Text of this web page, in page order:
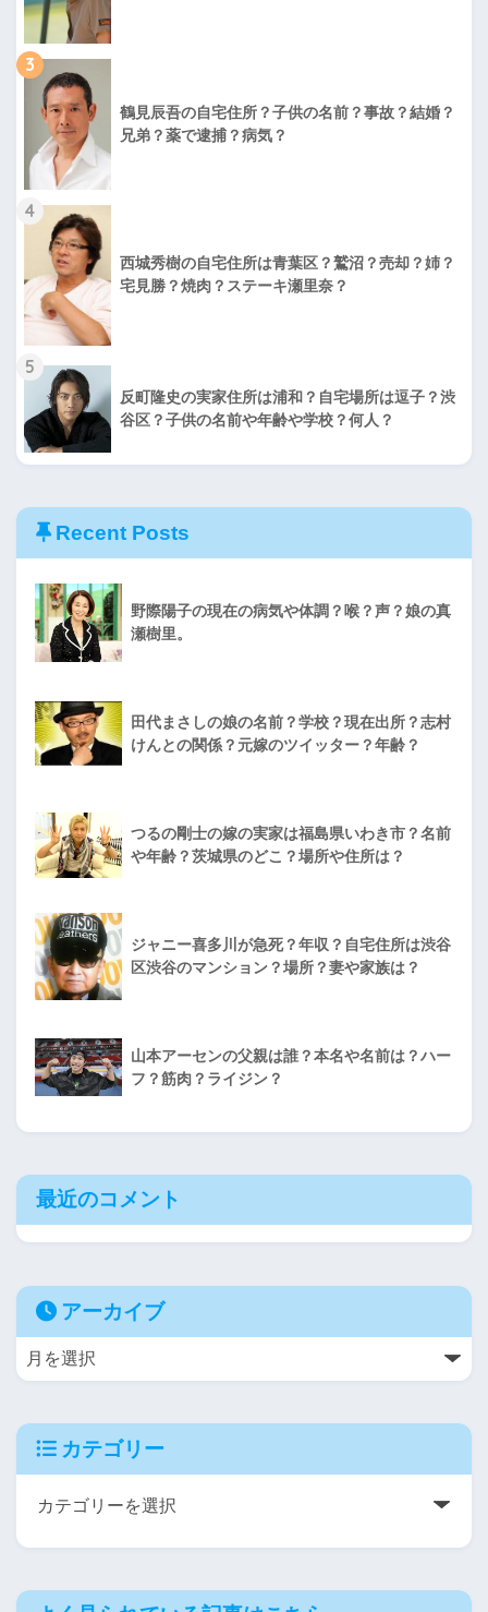
3
鶴見辰吾の自宅住所？子供の名前？事故？結婚？
兄弟？薬で逮捕？病気？
4
西城秀樹の自宅住所は青葉区？鷲沼？売却？姉？
宅見勝？焼肉？ステーキ瀬里奈？
5
反町隆史の実家住所は浦和？自宅場所は逗子？渋
谷区？子供の名前や年齢や学校？何人？
Recent Posts
野際陽子の現在の病気や体調？喉？声？娘の真
瀬樹里。
田代まさしの娘の名前？学校？現在出所？志村
けんとの関係？元嫁のツイッター？年齢？
つるの剛士の嫁の実家は福島県いわき市？名前
や年齢？茨城県のどこ？場所や住所は？
ジャニー喜多川が急死？年収？自宅住所は渋谷
区渋谷のマンション？場所？妻や家族は？
山本アーセンの父親は誰？本名や名前は？ハー
フ？筋肉？ライジン？
最近のコメント
アーカイブ
カテゴリー